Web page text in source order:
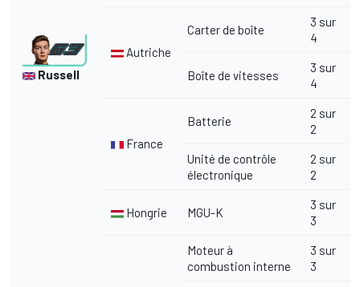
Russell
Autriche
Carter de boîte
3 sur
4
Boîte de vitesses
3 sur
4
France
Batterie
2 sur
2
Unité de contrôle
électronique
2 sur
2
Hongrie MGU-K
3 sur
3
Moteur à
combustion interne
3 sur
3